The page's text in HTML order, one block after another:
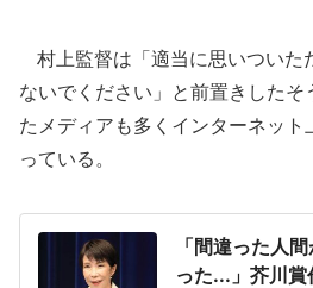
村上監督は「適当に思いついた
ないでください」と前置きしたそ
たメディアも多くインターネッ
っている。
「間違った人
った...」芥川